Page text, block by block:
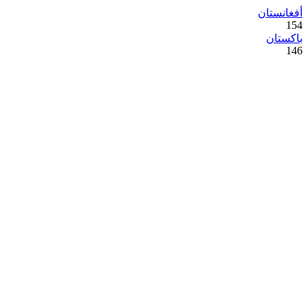
أفغانستان
154
باكستان
146